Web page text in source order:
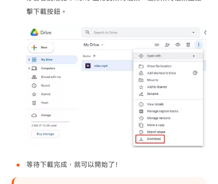
擊下載按鈕。
等待下載完成，就可以開始了！